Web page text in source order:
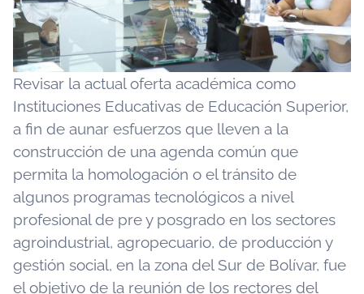
Revisar la actual oferta académica como
Instituciones Educativas de Educación Superior,
a fin de aunar esfuerzos que lleven a la
construcción de una agenda común que
permita la homologación o el tránsito de
algunos programas tecnológicos a nivel
profesional de pre y posgrado en los sectores
agroindustrial, agropecuario, de producción y
gestión social, en la zona del Sur de Bolívar, fue
el objetivo de la reunión de los rectores del